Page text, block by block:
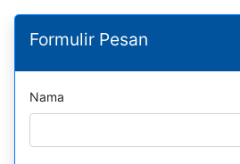
Formulir Pesan
Nama